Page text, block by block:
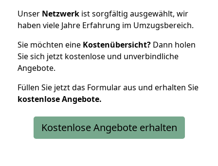
Unser Netzwerk ist sorgfältig ausgewählt, wir
haben viele Jahre Erfahrung im Umzugsbereich.
Sie möchten eine Kostenübersicht? Dann holen
Sie sich jetzt kostenlose und unverbindliche
Angebote.
Füllen Sie jetzt das Formular aus und erhalten Sie
kostenloseAngebote.
Kostenlose Angebote erhalten